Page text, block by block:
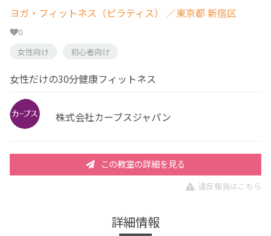
ヨガ・フィットネス（ピラティス） ／東京都 新宿区
0
女性向け
初心者向け
女性だけの30分健康フィットネス
株式会社カーブスジャパン
この教室の詳細を見る
違反報告はこちら
詳細情報